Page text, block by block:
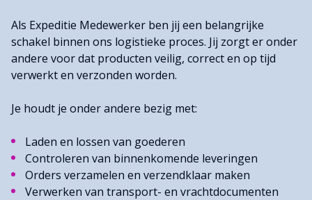
Als Expeditie Medewerker ben jij een belangrijke
schakel binnen ons logistieke proces. Jij zorgt er onder
andere voor dat producten veilig, correct en op tijd
verwerkt en verzonden worden.
Je houdt je onder andere bezig met:
Laden en lossen van goederen
Controleren van binnenkomende leveringen
Orders verzamelen en verzendklaar maken
Verwerken van transport- en vrachtdocumenten